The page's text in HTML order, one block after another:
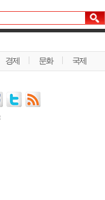
경제 문화 국제